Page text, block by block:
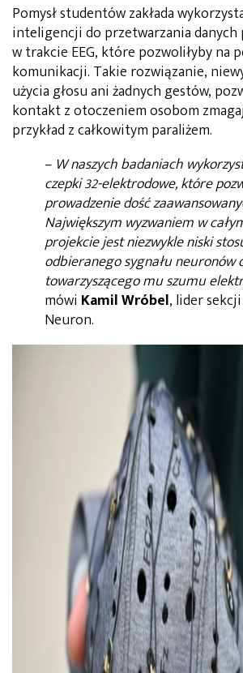
Pomysł studentów zakłada
inteligencji do przetwarzania danych
w trakcie EEG, które pozwoliłyby na
komunikacji. Takie rozwiązanie,
użycia głosu ani żadnych gestów,
kontakt z otoczeniem osobom
przykład z całkowitym paraliżem.
– W naszych badaniach
czepki 32-elektrodowe, które
prowadzenie dość
Największym wyzwaniem w
projekcie jest niezwykle niski
odbieranego sygnału neuronów
towarzyszącego mu szumu
mówi Kamil Wróbel, lider
Neuron.